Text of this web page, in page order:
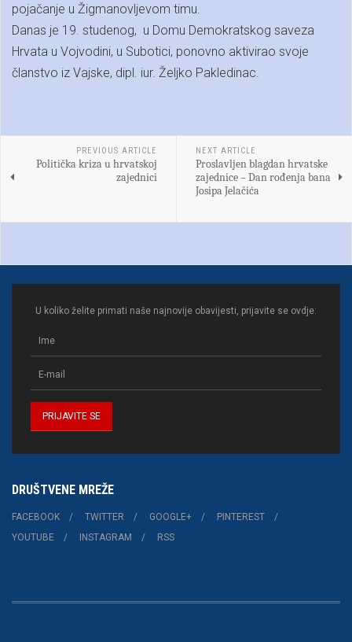
pojačanje u Žigmanovljevom timu.
Danas je 19. studenog, u Domu Demokratskog saveza
Hrvata u Vojvodini, u Subotici, ponovno aktivirao svoje
članstvo iz Vajske, dipl. iur. Željko Pakledinac.
PREVIOUS ARTICLE
Politička kriza u hrvatskoj
zajednici
NEXT ARTICLE
Proslavljen blagdan hrvatske
zajednice – Dan rođenja bana
Josipa Jelačića
U koliko želite primati naše najnovije obavijesti, prijavite se ovdje:
DRUŠTVENE MREŽE
FACEBOOK TWITTER GOOGLE+
PINTEREST
YOUTUBE
INSTAGRAM RSS